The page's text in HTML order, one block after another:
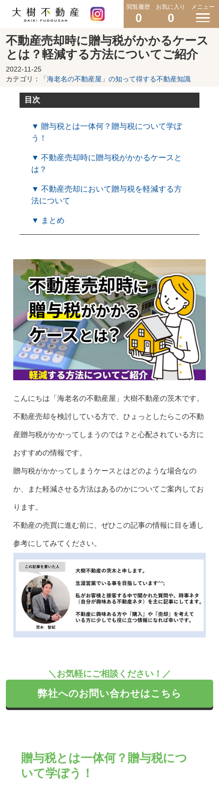
閲覧履歴
0
お気に入り
0
メニュー
不動産売却時に贈与税がかかるケース
とは？軽減する方法についてご紹介
2022-11-25
カテゴリ：
「海老名の不動産屋」の知って得する不動産知識
目次
▼ 贈与税とは一体何？贈与税について学ぼ
う！
▼ 不動産売却時に贈与税がかかるケースと
は？
▼ 不動産売却において贈与税を軽減する方
法について
▼ まとめ
こんにちは「海老名の不動産屋」大樹不動産の茨木です。
不動産売却を検討している方で、ひょっとしたらこの不動
産贈与税がかかってしまうのでは？と心配されている方に
おすすめの情報です。
贈与税がかかってしまうケースとはどのような場合なの
か、また軽減させる方法はあるのかについてご案内してお
ります。
不動産の売買に進む前に、ぜひこの記事の情報に目を通し
参考にしてみてください。
＼お気軽にご相談ください！／
弊社へのお問い合わせはこちら
贈与税とは一体何？贈与税につ
いて学ぼう！